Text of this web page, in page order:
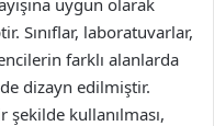
Sınıflar, laboratuvarlar,
farklı alanlarda
dizayn edilmiştir.
şekilde kullanılması,